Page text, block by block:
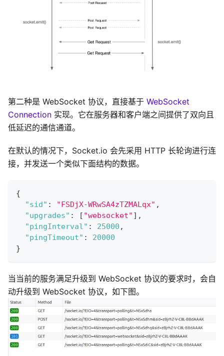
第二种是 WebSocket 协议，直接基于 WebSocket
Connection 实现。它在服务器和客户端之间提供了双向且
低延迟的通信通道。
在默认的情况下，Socket.io 会先采用 HTTP 长轮询进行连
接，并发送一个类似下面结构的数据。
{
"sid" : "FSDjX-WRwSA4zTZMALqx" ,
"upgrades" : [ "websocket" ] ,
"pingInterval" : 25000 ,
"pingTimeout" :
20000
}
当当前的服务满足升级到 WebSocket 协议的要求时，会自
动升级到 WebSocket 协议，如下图。